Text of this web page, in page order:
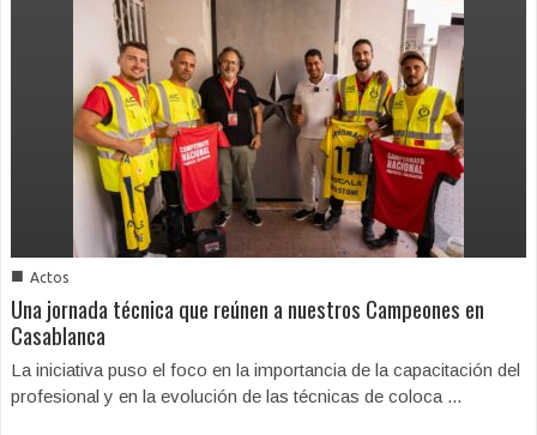
■ Actos
Una jornada técnica que reúnen a nuestros Campeones en
Casablanca
La iniciativa puso el foco en la importancia de la capacitación del
profesional y en la evolución de las técnicas de coloca ...